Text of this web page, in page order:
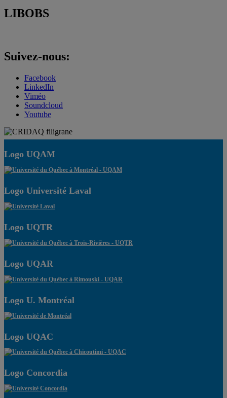
LIBOBS
Suivez-nous:
Facebook
LinkedIn
Viméo
Soundcloud
Youtube
Logo UQAM
Logo Université Laval
Logo UQTR
Logo UQAR
Logo U. Montréal
Logo UQAC
Logo Concordia